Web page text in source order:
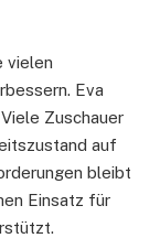
vielen
Eva
Zuschauer
auf
bleibt
Einsatz für